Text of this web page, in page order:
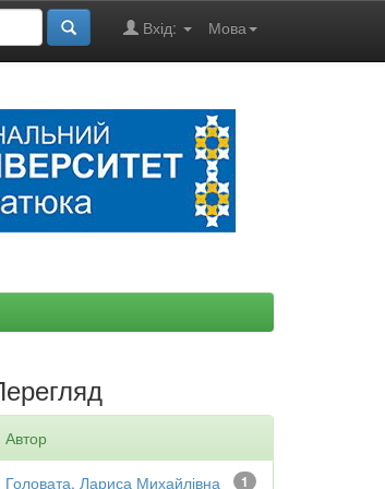
Мова
Вхід:
Автор
1
Головата, Лариса Михайлівна